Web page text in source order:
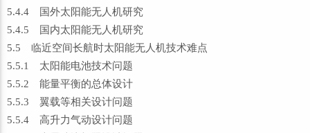
5.4.4 国外太阳能无人机研究
5.4.5 国内太阳能无人机研究
5.5 临近空间长航时太阳能无人机技术难点
5.5.1 太阳能电池技术问题
5.5.2 能量平衡的总体设计
5.5.3 翼载等相关设计问题
5.5.4 高升力气动设计问题